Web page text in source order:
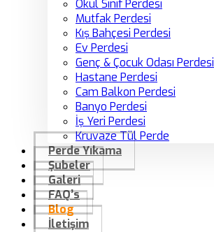
Okul Sınıf Perdesi
Mutfak Perdesi
Kış Bahçesi Perdesi
Ev Perdesi
Genç & Çocuk Odası Perdesi
Hastane Perdesi
Cam Balkon Perdesi
Banyo Perdesi
İş Yeri Perdesi
Kruvaze Tül Perde
Perde Yıkama
Şubeler
Galeri
FAQ’s
Blog
İletişim